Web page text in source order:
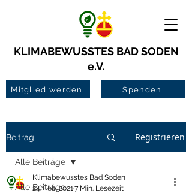
KLIMABEWUSSTES BAD SODEN
e.V.
Spenden
Mitglied werden
Beitrag Registrieren
Alle Beiträge
Alle Beiträge
Klimabewusstes Bad Soden
24. Feb. 20217 Min. Lesezeit